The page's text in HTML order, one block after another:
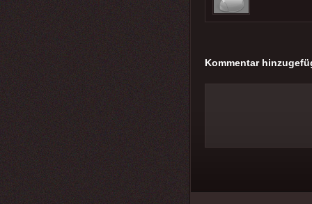
Kommentar